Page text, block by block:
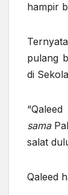
hampir
pulang
di
sama
salat
Qaleed